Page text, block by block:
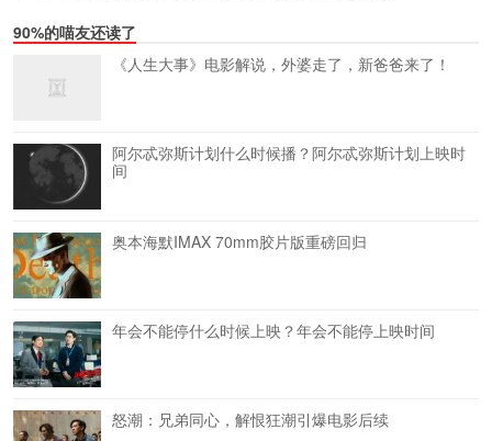
90%的喵友还读了
《人生大事》电影解说，外婆走了，新爸爸来了！
阿尔忒弥斯计划什么时候播？阿尔忒弥斯计划上映时
间
奥本海默IMAX 70mm胶片版重磅回归
年会不能停什么时候上映？年会不能停上映时间
怒潮：兄弟同心，解恨狂潮引爆电影后续